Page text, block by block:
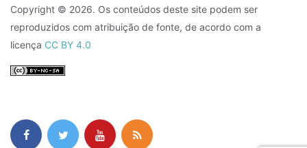
Copyright © 2026. Os conteúdos deste site podem ser
reproduzidos com atribuição de fonte, de acordo com a
licença CC BY 4.0